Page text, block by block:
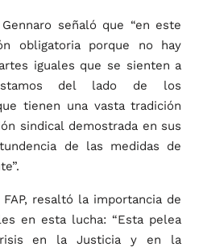
señaló que “en este
obligatoria porque no hay
iguales que se sienten a
del lado de los
tienen una vasta tradición
sindical demostrada en sus
de las medidas de
resaltó la importancia de
en esta lucha: “Esta pelea
en la Justicia y en la